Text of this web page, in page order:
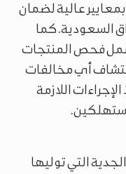
عالية لضمان
السعودية. كما
فحص المنتجات
أي مخالفات
اللازمة
التي توليها